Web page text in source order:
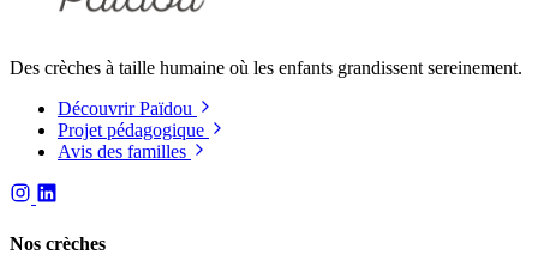
Des crèches à taille humaine où les enfants grandissent sereinement.
Découvrir Païdou
Projet pédagogique
Avis des familles
Nos crèches